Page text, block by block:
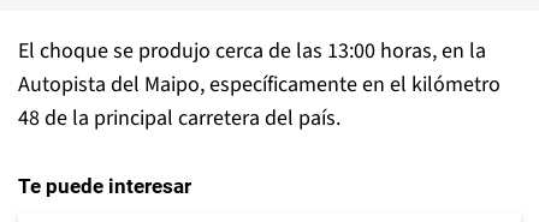
El choque se produjo cerca de las 13:00 horas, en la
Autopista del Maipo, específicamente en el kilómetro
48 de la principal carretera del país.
Te puede interesar